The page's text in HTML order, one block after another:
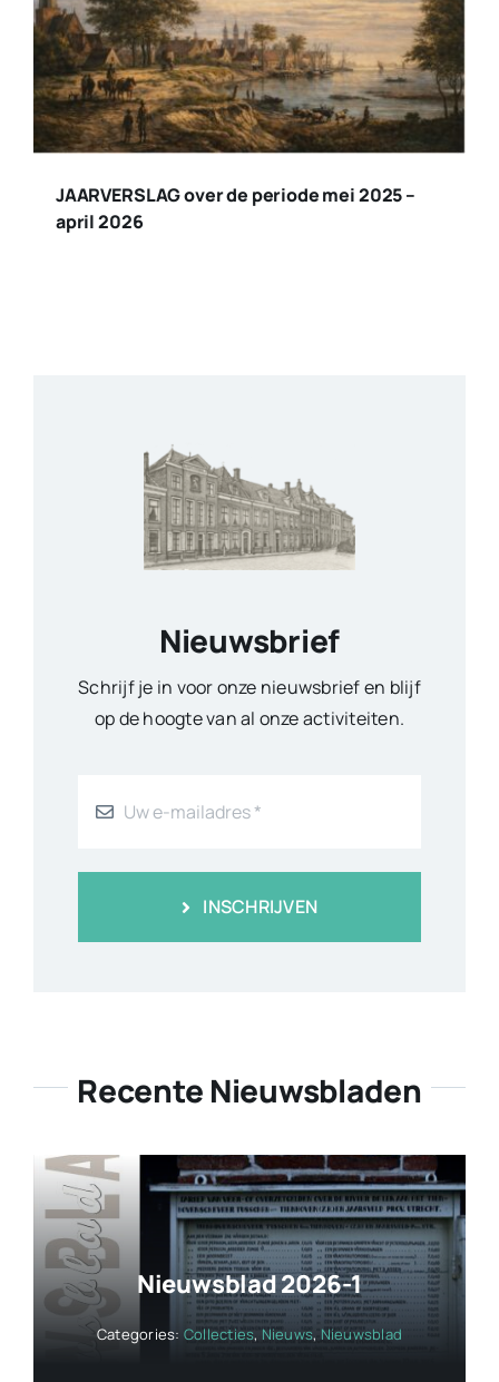
JAARVERSLAG over de periode mei 2025 –
april 2026
Nieuwsbrief
Schrijf je in voor onze nieuwsbrief en blijf
op de hoogte van al onze activiteiten.
INSCHRIJVEN
Recente Nieuwsbladen
Nieuwsblad 2026-1
Categories: Collecties, Nieuws, Nieuwsblad